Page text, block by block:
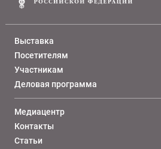
Выставка
Посетителям
Участникам
Деловая программа
Медиацентр
Контакты
Статьи